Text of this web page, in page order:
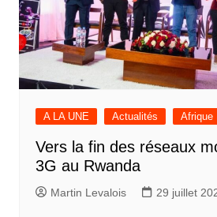
A LA UNE Actualités Afrique
Vers la fin des réseaux
3G au Rwanda
Martin Levalois 29 juillet